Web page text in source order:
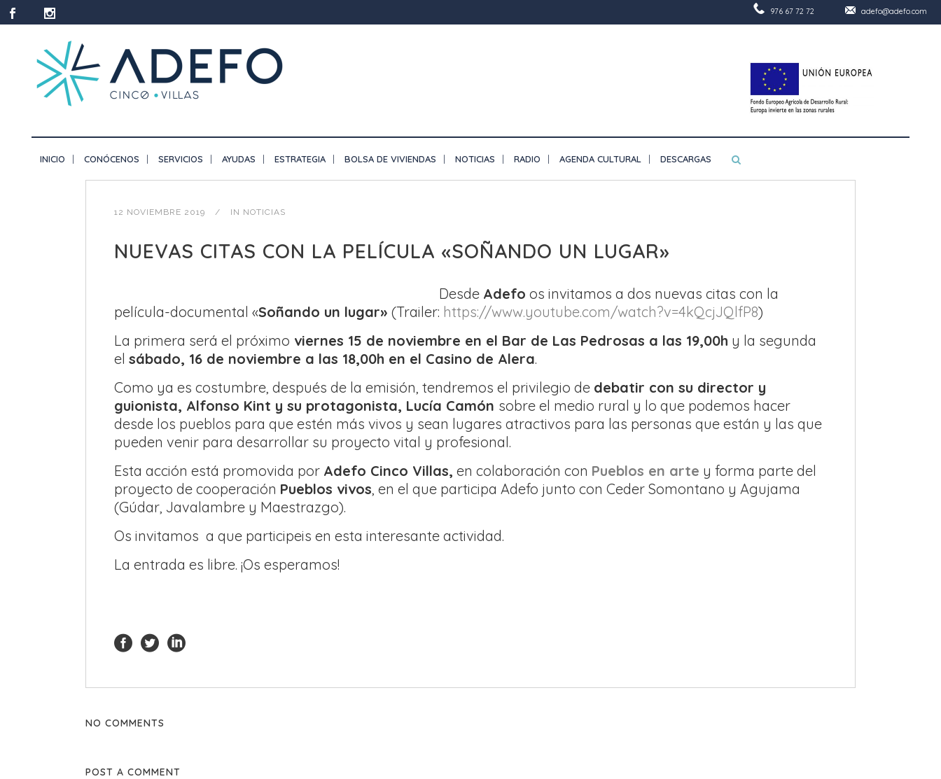
976 67 72 72 adefo@adefo.com
INICIO CONÓCENOS SERVICIOS AYUDAS ESTRATEGIA BOLSA DE VIVIENDAS NOTICIAS RADIO AGENDA CULTURAL DESCARGAS
12 NOVIEMBRE 2019 IN NOTICIAS
NUEVAS CITAS CON LA PELÍCULA «SOÑANDO UN LUGAR»
Desde Adefo os invitamos a dos nuevas citas con la
película-documental «Soñando un lugar» (Trailer: https://www.youtube.com/watch?v=4kQcjJQlfP8)
La primera será el próximo viernes 15 de noviembre en el Bar de Las Pedrosas a las 19,00h y la segunda
el sábado, 16 de noviembre a las 18,00h en el Casino de Alera.
Como ya es costumbre, después de la emisión, tendremos el privilegio de debatir con su director y
guionista, Alfonso Kint y su protagonista, Lucía Camón sobre el medio rural y lo que podemos hacer
desde los pueblos para que estén más vivos y sean lugares atractivos para las personas que están y las que
pueden venir para desarrollar su proyecto vital y profesional.
Esta acción está promovida por Adefo Cinco Villas, en colaboración con Pueblos en arte y forma parte del
proyecto de cooperación Pueblos vivos, en el que participa Adefo junto con Ceder Somontano y Agujama
(Gúdar, Javalambre y Maestrazgo).
Os invitamos a que participeis en esta interesante actividad.
La entrada es libre. ¡Os esperamos!
NO COMMENTS
POST A COMMENT